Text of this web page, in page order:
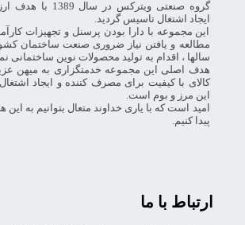
گروه صنعتی ویترکس در
ایجاد اشتغال تاسیس گردید.
این مجموعه با دارا بودن پرسنل و تجهیزات
مطالعه و یافتن نیاز ضروری صنعت ساختمان
سالها ، اقدام به تولید محصولات نوین ساختمانی
هدف اصلی این مجموعه خدمتگزاری به میهن
کالای با کیفیت برای مصرف کننده و ایجاد
این مرز و بوم است.
امید است که با یاری خداوند متعال بتوانیم به
پیدا کنیم.
ارتباط با ما